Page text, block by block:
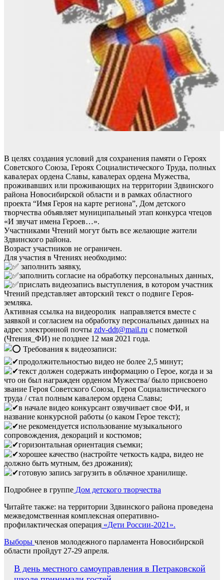
В целях создания условий для сохранения памяти о Героях
Советского Союза, Героях Социалистического Труда, полных
кавалерах ордена Славы, кавалерах ордена Мужества,
проживавших или проживающих на территории Здвинского
района Новосибирской области и в рамках областного
проекта “Имя Героя на карте региона”, Дом детского
творчества объявляет муниципальный этап конкурса чтецов
«И звучат имена Героев…».
Участниками Чтений могут быть все желающие жители
Здвинского района.
Возраст участников не ограничен.
Для участия в Чтениях необходимо:
заполнить заявку,
заполнить согласие на обработку персональных данных,
прислать видеозапись выступления, в котором участник
Чтений представляет авторский текст о подвиге Героя-
земляка.
Активная ссылка на видеоролик направляется вместе с
заявкой и согласием на обработку персональных данных на
адрес электронной почты zdv-ddt@mail.ru с пометкой
(Чтения_ФИ) не позднее 12 мая 2021 года.
Требования к видеозаписи:
продолжительностью видео не более 2,5 минут;
текст должен содержать информацию о Герое, когда и за
что он был награжден орденом Мужества/ было присвоено
звание Героя Советского Союза, Героя Социалистического
труда / стал полным кавалером ордена Славы;
в начале видео конкурсант озвучивает свое ФИ, и
название конкурсной работы (о каком Герое текст);
не рекомендуется использование музыкального
сопровождения, декораций и костюмов;
горизонтальная ориентация съемки;
хорошее качество (настройте четкость кадра, видео не
должно быть мутным, без дрожания);
готовую запись загрузить в облачное хранилище.
Подробнее в группе Дом детского творчества
Читайте также: на территории Здвинского района проведена
межведомственная комплексная оперативно-
профилактическая операция «Дети России-2021».
Выборы членов молодежного парламента Новосибирской
области пройдут 27-29 апреля.
Навигация
В день местного самоуправления в Петраковской